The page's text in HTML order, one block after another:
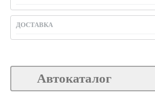
ДОСТАВКА
Автокаталог